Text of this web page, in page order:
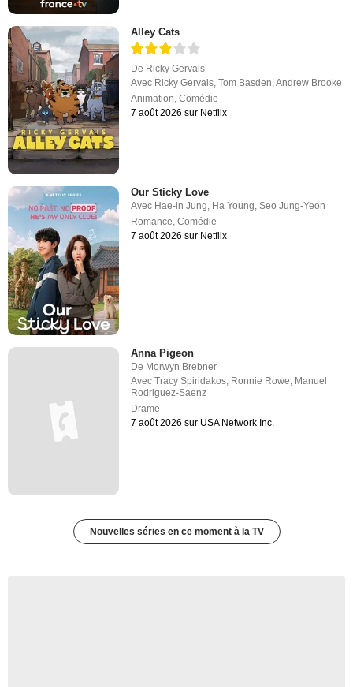
Alley Cats
De Ricky Gervais
Avec Ricky Gervais,Tom Basden,Andrew Brooke
Animation,Comédie
7 août 2026 sur Netflix
Our Sticky Love
Avec Hae-in Jung, Ha Young,Seo Jung-Yeon
Romance,Comédie
7 août 2026 sur Netflix
Anna Pigeon
De Morwyn Brebner
AvecTracy Spiridakos Ronnie Rowe Manuel
Rodriguez-Saenz
Drame
7 août 2026 sur USA Network Inc.
Nouvelles séries en ce moment à la TV